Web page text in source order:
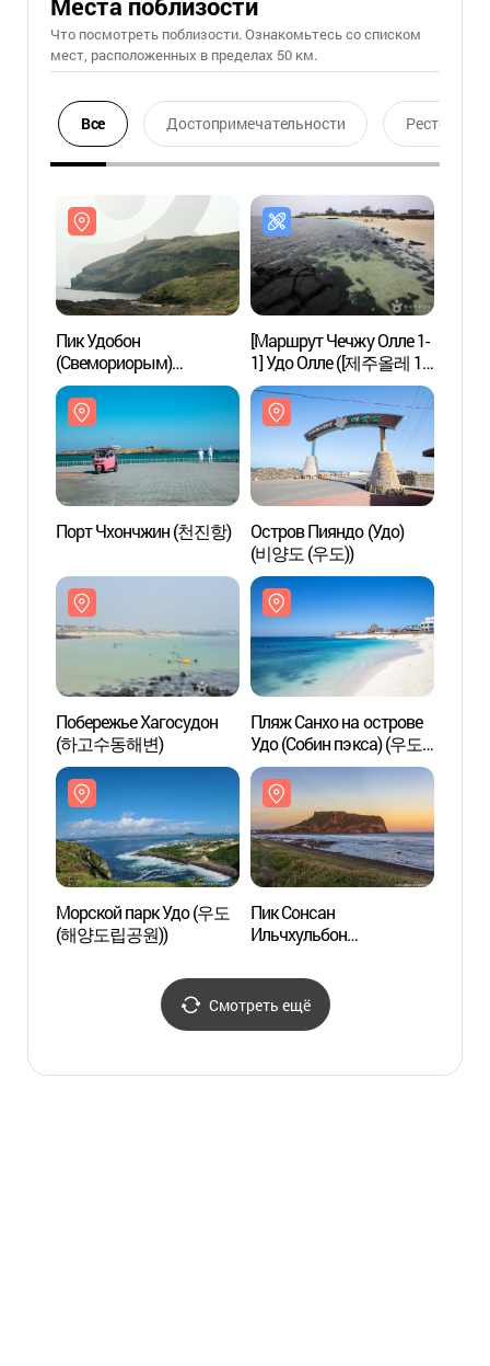
Что посмотреть поблизости. Ознакомьтесь со списком
мест, расположенных в пределах 50 км.
Все Достопримечательности Ресторан
Пик Удобон
(Свемориорым)
(쇠머리오름(우도봉))
[Маршрут Чечжу Олле 1-
1] Удо Олле ([제주올레 1-
1코스] 우도올레)
Порт Чхончжин (천진항)
Остров Пияндо (Удо)
(비양도 (우도))
Побережье Хагосудон
(하고수동해변)
Пляж Санхо на острове
Удо (Собин пэкса) (우도
산호해변(서빈백사))
Морской парк Удо (우도
(해양도립공원))
Пик Сонсан
Ильчхульбон
Смотреть ещё